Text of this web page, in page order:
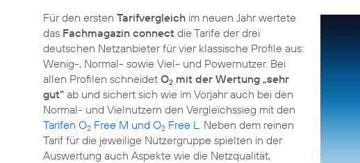
Für den ersten Tarifvergleich im neuen Jahr wertete
das Fachmagazin connect die Tarife der drei
deutschen Netzanbieter für vier klassische Profile aus:
Wenig-, Normal- sowie Viel- und Powernutzer. Bei
allen Profilen schneidet O2 mit der Wertung „sehr
gut“ ab und sichert sich wie im Vorjahr auch bei den
Normal- und Vielnutzern den Vergleichssieg mit den
Tarifen O2 Free M und O2 Free L. Neben dem reinen
Tarif für die jeweilige Nutzergruppe spielten in der
Auswertung auch Aspekte wie die Netzqualität,